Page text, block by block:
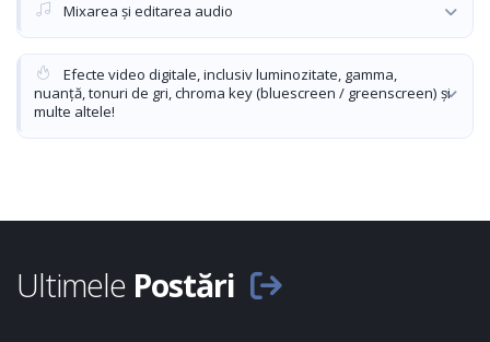
Mixarea și editarea audio
Efecte video digitale, inclusiv luminozitate, gamma,
nuanță, tonuri de gri, chroma key (bluescreen / greenscreen) și
multe altele!
Ultimele Postări